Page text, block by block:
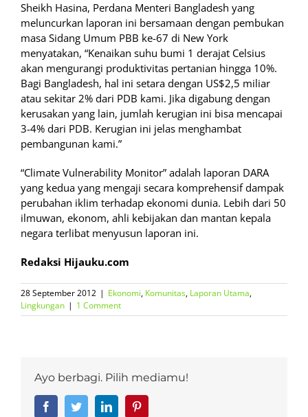
Sheikh Hasina, Perdana Menteri Bangladesh yang
meluncurkan laporan ini bersamaan dengan pembukan
masa Sidang Umum PBB ke-67 di New York
menyatakan, “Kenaikan suhu bumi 1 derajat Celsius
akan mengurangi produktivitas pertanian hingga 10%.
Bagi Bangladesh, hal ini setara dengan US$2,5 miliar
atau sekitar 2% dari PDB kami. Jika digabung dengan
kerusakan yang lain, jumlah kerugian ini bisa mencapai
3-4% dari PDB. Kerugian ini jelas menghambat
pembangunan kami.”
“Climate Vulnerability Monitor” adalah laporan DARA
yang kedua yang mengaji secara komprehensif dampak
perubahan iklim terhadap ekonomi dunia. Lebih dari 50
ilmuwan, ekonom, ahli kebijakan dan mantan kepala
negara terlibat menyusun laporan ini.
Redaksi Hijauku.com
28 September 2012 | Ekonomi, Komunitas, Laporan Utama,
Lingkungan | 1 Comment
Ayo berbagi. Pilih mediamu!
FacebookTwitterLinkedIn